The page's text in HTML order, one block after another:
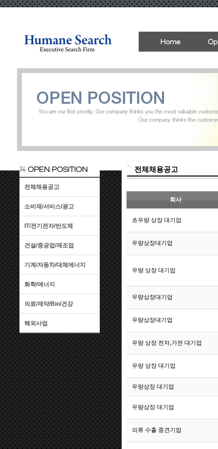
전체채용공고
소비재/서비스/광고
IT/전기전자/반도체
건설/중공업/제조업
기계/자동차/대체에너지
화학/에너지
의료/제약/Bio/건강
해외사업
전체채용공고
회사
132
초우량 상장 대기업
131
우량상장대기업
130
우량 상장 대기업
129
우량상장대기업
128
우량상장대기업
127
우량 상장 전자,가전 대기업
126
우량 상장 대기업
125
우량상장 대기업
124
우량상장 대기업
123
의류 수출 중견기업